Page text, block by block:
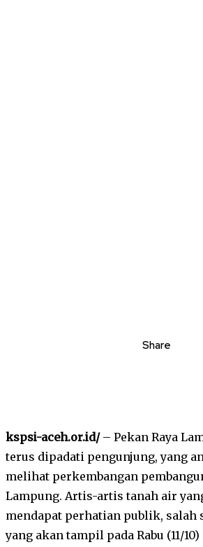
Share
kspsi-aceh.or.id/– Pekan Raya
terus dipadati pengunjung, yang
melihat perkembangan
Lampung. Artis-artis tanah air
mendapat perhatian publik, salah
yang akan tampil pada Rabu (11/